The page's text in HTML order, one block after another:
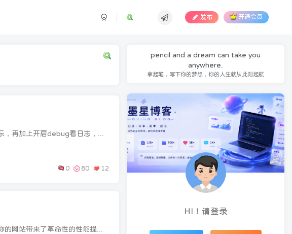
发布 开通会员
0 80 12
pencil and a dream can take you
anywhere.
拿起笔，写下你的梦想，你的人生就从此刻起航
HI！请登录